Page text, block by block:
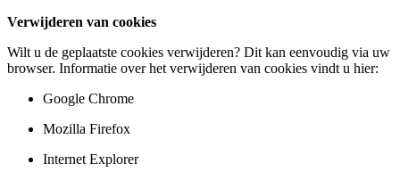
Verwijderen van cookies
Wilt u de geplaatste cookies verwijderen? Dit kan eenvoudig via uw
browser. Informatie over het verwijderen van cookies vindt u hier:
Google Chrome
Mozilla Firefox
Internet Explorer